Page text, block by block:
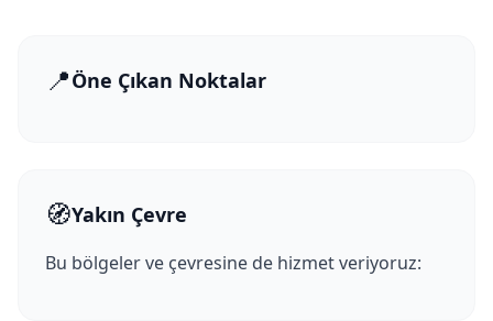
📍Öne Çıkan Noktalar
🧭Yakın Çevre
Bu bölgeler ve çevresine de hizmet veriyoruz: